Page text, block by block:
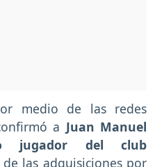
medio de las redes
a Juan Manuel
jugador del club
las adquisiciones por